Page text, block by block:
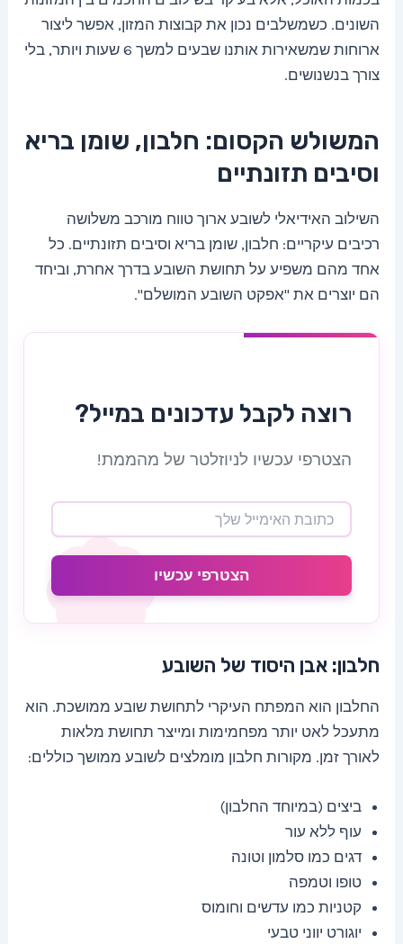
השונים. כשמשלבים נכון את קבוצות המזון, אפשר ליצור
ארוחות שמשאירות אותנו שבעים למשך 6 שעות ויותר, בלי
צורך בנשנושים.
המשולש הקסום: חלבון, שומן בריא
וסיבים תזונתיים
השילוב האידיאלי לשובע ארוך טווח מורכב משלושה
רכיבים עיקריים: חלבון, שומן בריא וסיבים תזונתיים. כל
אחד מהם משפיע על תחושת השובע בדרך אחרת, וביחד
הם יוצרים את "אפקט השובע המושלם".
רוצה לקבל עדכונים במייל?
הצטרפי עכשיו לניוזלטר של מהממת!
הצטרפי עכשיו
חלבון: אבן היסוד של השובע
החלבון הוא המפתח העיקרי לתחושת שובע ממושכת. הוא
מתעכל לאט יותר מפחמימות ומייצר תחושת מלאות
לאורך זמן. מקורות חלבון מומלצים לשובע ממושך כוללים:
ביצים (במיוחד החלבון)
עוף ללא עור
דגים כמו סלמון וטונה
טופו וטמפה
קטניות כמו עדשים וחומוס
יוגורט יווני טבעי